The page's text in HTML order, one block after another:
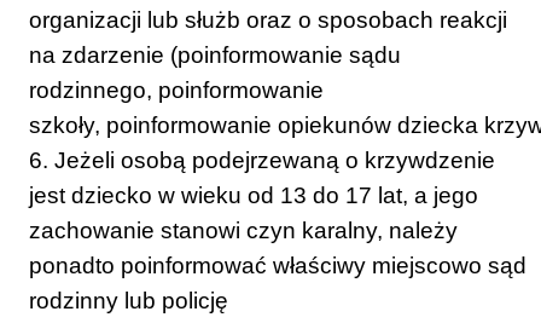
organizacji lub służb oraz o sposobach reakcji
na zdarzenie (poinformowanie sądu
rodzinnego, poinformowanie
szkoły, poinformowanie opiekunów dziecka
6. Jeżeli osobą podejrzewaną o krzywdzenie
jest dziecko w wieku od 13 do 17 lat, a jego
zachowanie stanowi czyn karalny, należy
ponadto poinformować właściwy miejscowo sąd
rodzinny lub policję